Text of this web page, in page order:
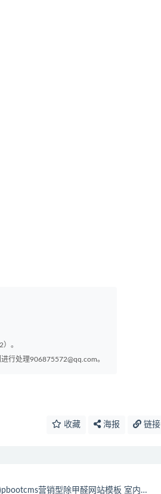
。
行处理906875572@qq.com。
收藏 海报 链接
营销型除甲醛网站模板 室内空